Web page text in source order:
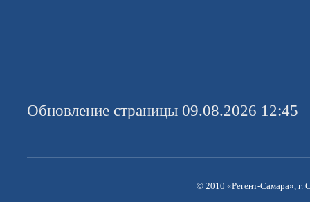
Обновление страницы 09.08.2026 12:45
© 2010 «Регент-Самара», г.